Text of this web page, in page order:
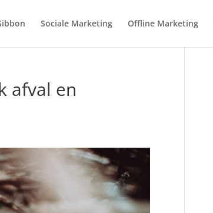
Sociale Marketing Offline Marketing
afval en